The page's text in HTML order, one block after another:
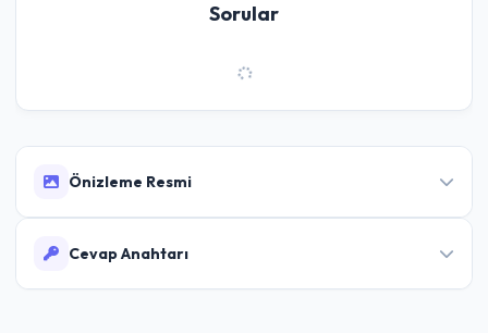
Sorular
Önizleme Resmi
Cevap Anahtarı